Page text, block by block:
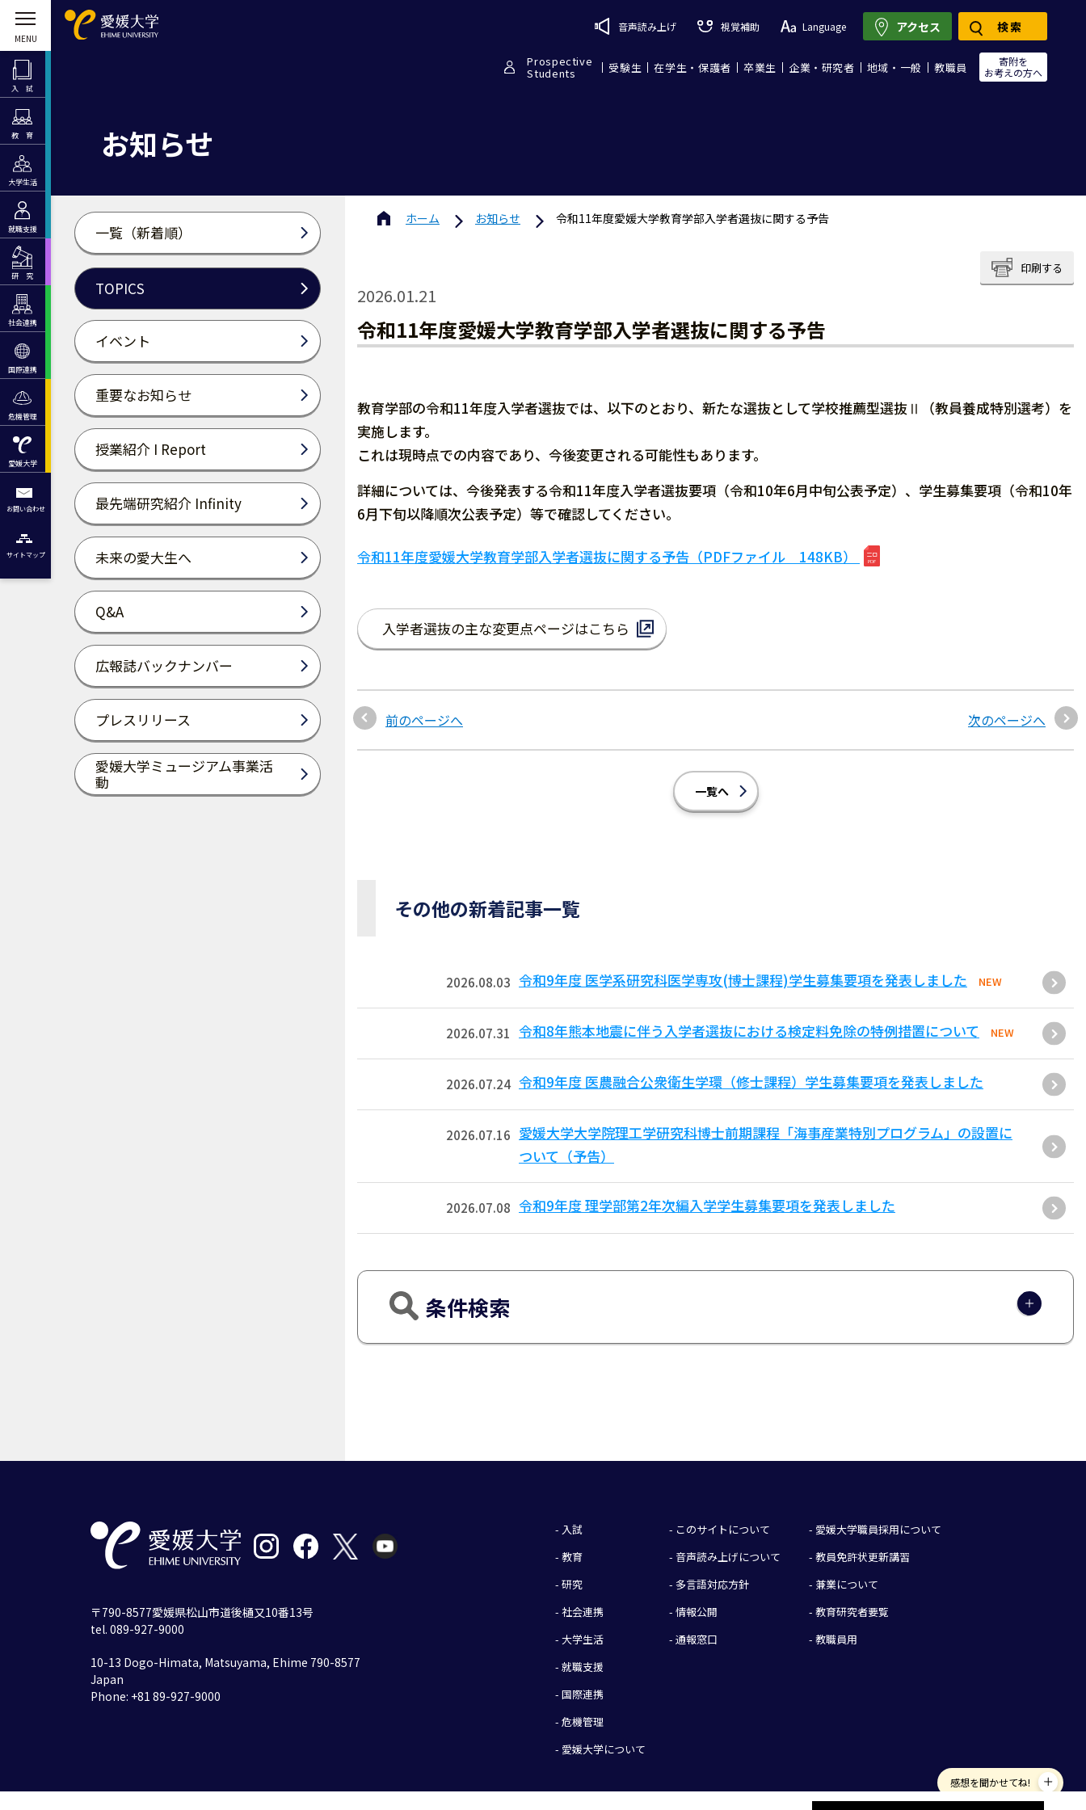
入 試
教 育
大学生活
就職支援
研 究
社会連携
国際連携
危機管理
愛媛大学
お問い合わせ
サイトマップ
音声読み上げ 視覚補助 Language
Prospective
Students 受験生 在学生・保護者 卒業生 企業・研究者 地域・一般 教職員
寄附を
お考えの方へ
アクセス 検索
お知らせ
一覧（新着順）
TOPICS
イベント
重要なお知らせ
授業紹介 I Report
最先端研究紹介 Infinity
未来の愛大生へ
Q&A
広報誌バックナンバー
プレスリリース
愛媛大学ミュージアム事業活
動
ホーム お知らせ 令和11年度愛媛大学教育学部入学者選抜に関する予告
印刷する
2026.01.21
令和11年度愛媛大学教育学部入学者選抜に関する予告
教育学部の令和11年度入学者選抜では、以下のとおり、新たな選抜として学校推薦型選抜Ⅱ（教員養成特別選考）を
実施します。
これは現時点での内容であり、今後変更される可能性もあります。
詳細については、今後発表する令和11年度入学者選抜要項（令和10年6月中旬公表予定）、学生募集要項（令和10年
6月下旬以降順次公表予定）等で確認してください。
令和11年度愛媛大学教育学部入学者選抜に関する予告（PDFファイル 148KB）
入学者選抜の主な変更点ページはこちら
前のページへ 次のページへ
一覧へ
その他の新着記事一覧
2026.08.03 令和9年度 医学系研究科医学専攻(博士課程)学生募集要項を発表しました NEW
2026.07.31 令和8年熊本地震に伴う入学者選抜における検定料免除の特例措置について NEW
2026.07.24 令和9年度 医農融合公衆衛生学環（修士課程）学生募集要項を発表しました
2026.07.16 愛媛大学大学院理工学研究科博士前期課程「海事産業特別プログラム」の設置に
ついて（予告）
2026.07.08 令和9年度 理学部第2年次編入学学生募集要項を発表しました
条件検索
感想を聞かせてね!
- 入試
- 教育
- 研究
- 社会連携
- 大学生活
- 就職支援
- 国際連携
- 危機管理
- 愛媛大学について
- このサイトについて
- 音声読み上げについて
- 多言語対応方針
- 情報公開
- 通報窓口
- 愛媛大学職員採用について
- 教員免許状更新講習
- 兼業について
- 教育研究者要覧
- 教職員用
〒790-8577愛媛県松山市道後樋又10番13号
tel. 089-927-9000
10-13 Dogo-Himata, Matsuyama, Ehime 790-8577
Japan
Phone: +81 89-927-9000